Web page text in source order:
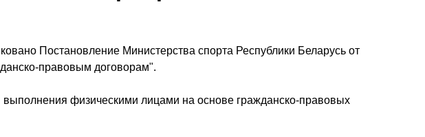
Постановление Министерства спорта Республики Беларусь от
правовым договорам".
физическими лицами на основе гражданско-правовых